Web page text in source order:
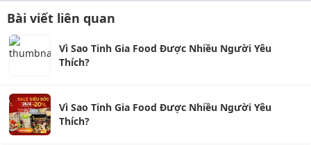
Bài viết liên quan
Vì Sao Tinh Gia Food Được Nhiều Người Yêu
Thích?
Vì Sao Tinh Gia Food Được Nhiều Người Yêu
Thích?